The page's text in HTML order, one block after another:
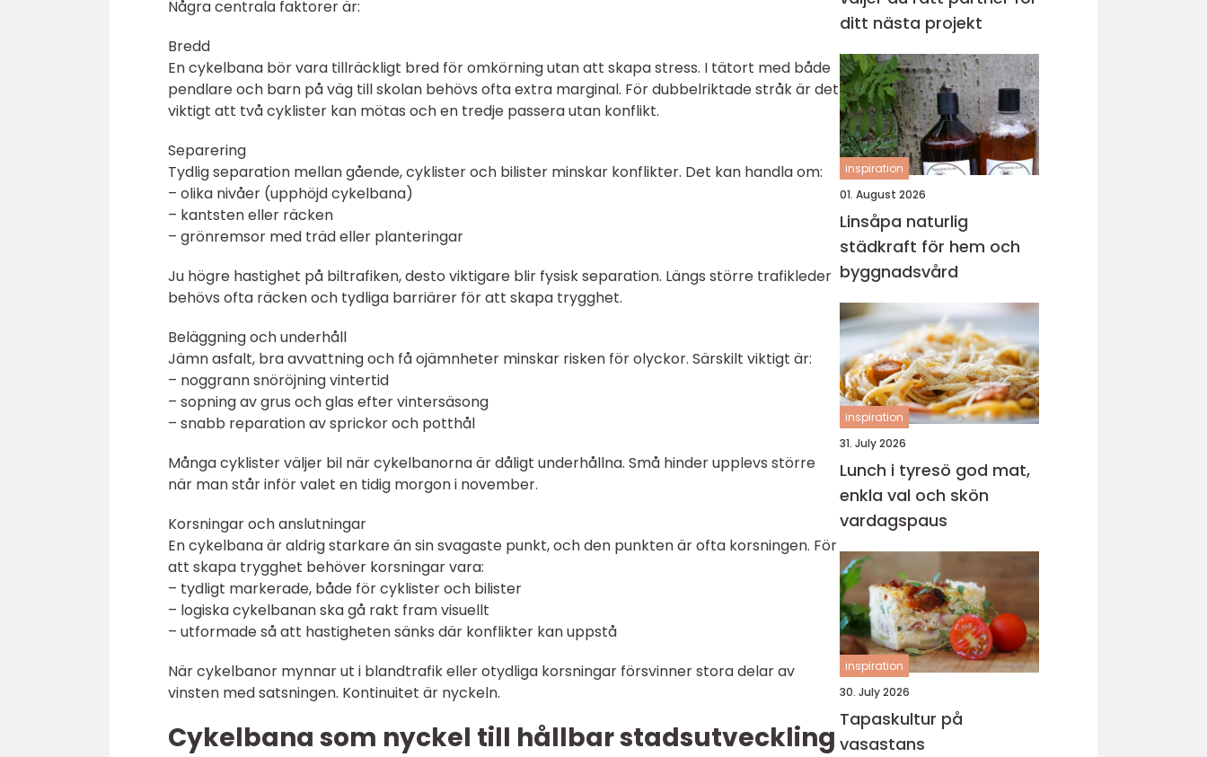
Några centrala faktorer är:
Bredd
En cykelbana bör vara tillräckligt bred för omkörning utan att skapa stress. I tätort med både
pendlare och barn på väg till skolan behövs ofta extra marginal. För dubbelriktade stråk är det
viktigt att två cyklister kan mötas och en tredje passera utan konflikt.
Separering
Tydlig separation mellan gående, cyklister och bilister minskar konflikter. Det kan handla om:
– olika nivåer (upphöjd cykelbana)
– kantsten eller räcken
– grönremsor med träd eller planteringar
Ju högre hastighet på biltrafiken, desto viktigare blir fysisk separation. Längs större trafikleder
behövs ofta räcken och tydliga barriärer för att skapa trygghet.
Beläggning och underhåll
Jämn asfalt, bra avvattning och få ojämnheter minskar risken för olyckor. Särskilt viktigt är:
– noggrann snöröjning vintertid
– sopning av grus och glas efter vintersäsong
– snabb reparation av sprickor och potthål
Många cyklister väljer bil när cykelbanorna är dåligt underhållna. Små hinder upplevs större
när man står inför valet en tidig morgon i november.
Korsningar och anslutningar
En cykelbana är aldrig starkare än sin svagaste punkt, och den punkten är ofta korsningen. För
att skapa trygghet behöver korsningar vara:
– tydligt markerade, både för cyklister och bilister
– logiska cykelbanan ska gå rakt fram visuellt
– utformade så att hastigheten sänks där konflikter kan uppstå
När cykelbanor mynnar ut i blandtrafik eller otydliga korsningar försvinner stora delar av
vinsten med satsningen. Kontinuitet är nyckeln.
Cykelbana som nyckel till hållbar stadsutveckling
ditt nästa projekt
inspiration
01. August 2026
Linsåpa naturlig
städkraft för hem och
byggnadsvård
inspiration
31. July 2026
Lunch i tyresö god mat,
enkla val och skön
vardagspaus
inspiration
30. July 2026
Tapaskultur på
vasastans